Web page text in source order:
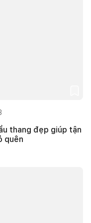
thang đẹp giúp tận
quên